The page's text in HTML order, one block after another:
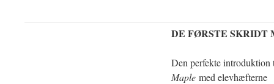
DE FØRSTE
Den perfekte
Maple med elevhæfterne